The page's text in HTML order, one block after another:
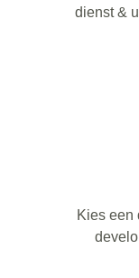
dienst &
Kies een